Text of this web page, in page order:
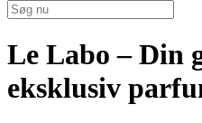
Le Labo – Din
eksklusiv